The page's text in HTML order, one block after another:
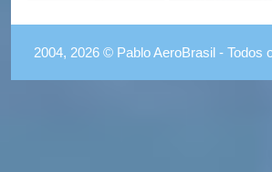
2004, 2026 © Pablo AeroBrasil - Todos